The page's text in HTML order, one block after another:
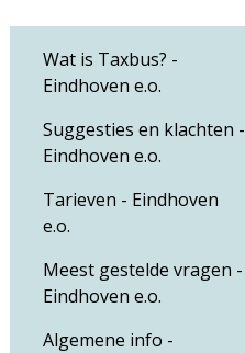
Wat is Taxbus? -
Eindhoven e.o.
Suggesties en klachten -
Eindhoven e.o.
Tarieven - Eindhoven
e.o.
Meest gestelde vragen -
Eindhoven e.o.
Algemene info -